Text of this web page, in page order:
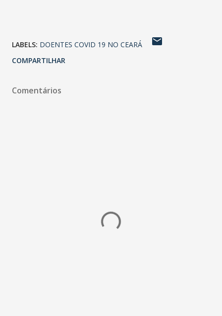
LABELS: DOENTES COVID 19 NO CEARÁ
COMPARTILHAR
Comentários